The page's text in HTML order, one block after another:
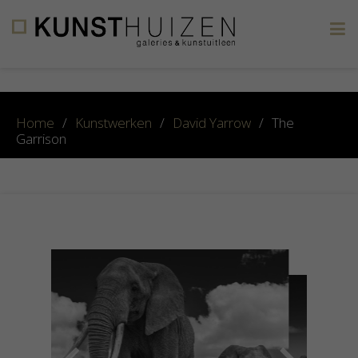
Home / Kunstwerken / David Yarrow / The
Garrison